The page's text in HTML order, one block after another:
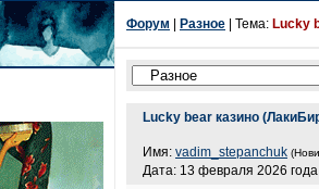
Форум Разное | Тема: Lucky
Lucky bear казино
Имя: vadim_stepanchuk
Дата: 13 февраля 2026